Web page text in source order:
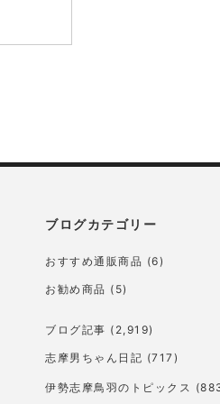
ブログカテゴリー
おすすめ通販商品 (6)
お勧め商品 (5)
ブログ記事 (2,919)
志摩男ちゃん日記 (717)
伊勢志摩鳥羽のトピックス